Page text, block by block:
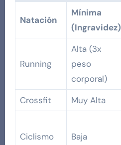
Natación
Mínima
(Ingravidez)
Running
Alta (3x
peso
corporal)
Crossfit Muy Alta
Ciclismo Baja